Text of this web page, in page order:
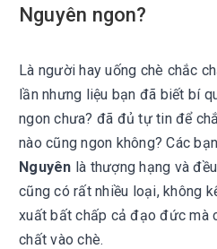
Nguyên ngon?
Là người hay uống chè chắc
lần nhưng liệu bạn đã biết bí
ngon chưa? đã đủ tự tin để
nào cũng ngon không? Các
Nguyên là thượng hạng và
cũng có rất nhiều loại, không
xuất bất chấp cả đạo đức mà
chất vào chè.